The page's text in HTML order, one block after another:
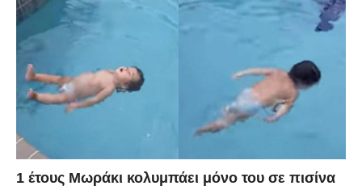
1 έτους Μωράκι κολυμπάει μόνο του σε πισίνα